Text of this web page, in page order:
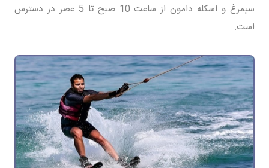
سیمرغ و اسکله دامون از ساعت 10 صبح تا 5 عصر در دسترس
است.